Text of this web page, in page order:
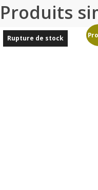
Produits
Rupture de stock